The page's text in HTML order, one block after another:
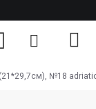
№18